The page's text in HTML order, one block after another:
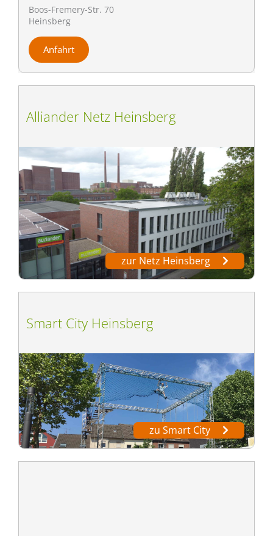
Boos-Fremery-Str. 70
Heinsberg
Anfahrt
Alliander Netz Heinsberg
zur Netz Heinsberg
Smart City Heinsberg
zu Smart City